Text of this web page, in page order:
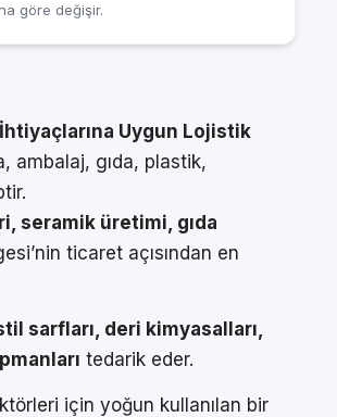
göre değişir.
Uygun Lojistik
ambalaj, gıda, plastik,
seramik üretimi, gıda
ticaret açısından en
sarfları, deri kimyasalları,
tedarik eder.
için yoğun kullanılan bir